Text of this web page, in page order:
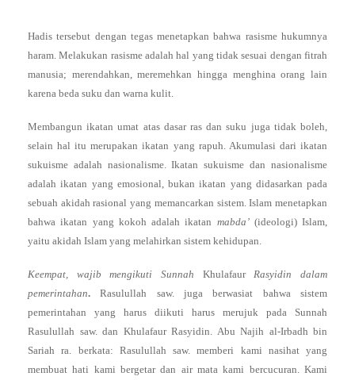
Hadis tersebut dengan tegas menetapkan bahwa rasisme hukumnya
haram. Melakukan rasisme adalah hal yang tidak sesuai dengan fitrah
manusia; merendahkan, meremehkan hingga menghina orang lain
karena beda suku dan warna kulit.
Membangun ikatan umat atas dasar ras dan suku juga tidak boleh,
selain hal itu merupakan ikatan yang rapuh. Akumulasi dari ikatan
sukuisme adalah nasionalisme. Ikatan sukuisme dan nasionalisme
adalah ikatan yang emosional, bukan ikatan yang didasarkan pada
sebuah akidah rasional yang memancarkan sistem. Islam menetapkan
bahwa ikatan yang kokoh adalah ikatan mabda’(ideologi) Islam,
yaitu akidah Islam yang melahirkan sistem kehidupan.
Keempat, wajib mengikuti Sunnah KhulafaurRasyidin dalam
pemerintahan.Rasulullah saw. juga berwasiat bahwa sistem
pemerintahan yang harus diikuti harus merujuk pada Sunnah
Rasulullah saw. dan Khulafaur Rasyidin. Abu Najih al-Irbadh bin
Sariah ra. berkata: Rasulullah saw. memberi kami nasihat yang
membuat hati kami bergetar dan air mata kami bercucuran. Kami